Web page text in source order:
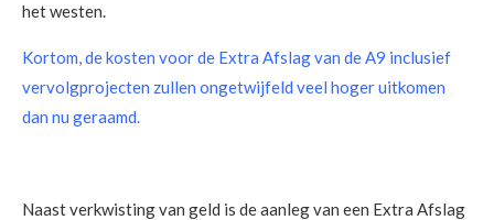
het westen.
Kortom, de kosten voor de Extra Afslag van de A9 inclusief
vervolgprojecten zullen ongetwijfeld veel hoger uitkomen
dan nu geraamd.
Naast verkwisting van geld is de aanleg van een Extra Afslag